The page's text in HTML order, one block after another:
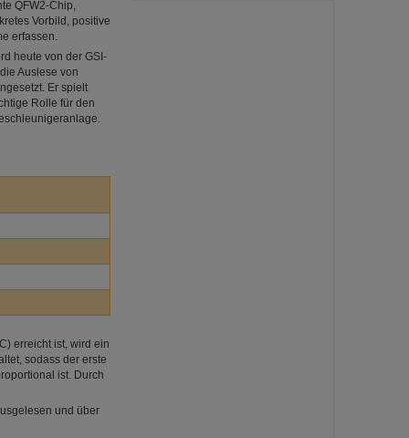
QFW2-Chip,
Vorbild, positive
erfassen.
heute von der GSI-
Auslese von
Er spielt
Rolle für den
erreicht ist, wird ein
sodass der erste
ist. Durch
und über